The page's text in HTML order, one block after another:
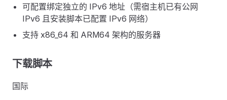
可配置绑定独立的 IPv6 地址（需宿主机已有公网
IPv6 且安装脚本已配置 IPv6 网络）
支持 x86_64 和 ARM64 架构的服务器
下载脚本
国际